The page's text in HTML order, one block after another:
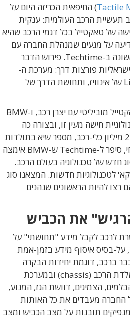
Tactile) החיפאית הכריזה היום על
תעשיית הרכב העולמית: ענקית
של טאקטייל בכל דגמי הרכב שהיא
מאמצע שנת 2021. הידיעה על מגעים שמנהלת החברה עם
יצרנית רכב גרמנית התפרסמה לראשונה ב-Techtime. פירוש הדבר
פורצות דרך: מערכת ה-
ADAS של מובילאיי, חיישני ה-LiDAR של אינוויז, ותחושת הדרך של
זהו ההסכם המסחרי הראשון של טאקטייל מוביליטי עם יצרן רכב, ו-BMW
חישה מעין זו, ובצורה כה
ב-2019 מכרה BMW כ-2.5 מיליון כלי-רכב, מספר שיא בתולדות
מייסד טאקטייל, בועז מזרחי, סיפר ל-Techtime ש-BMW אימצה
חדש של טכנולוגיה בעולם הרכב.
לטכנולוגיות חדשות. המצאנו סוג
רצו להיות הראשונים שנהנים
את הכביש
לרכב לקבל מידע "תחושתי" על
על-בסיס איסוף מידע בזמן-אמת
כבר ברכב, דוגמת יחידות הבקרה
הרכב (chassis) ובמערכת
הצמיגים, דוושת הגז, המנוע,
החברה מעבדים את כל האותות
תובנות על מצב הכביש ומצב